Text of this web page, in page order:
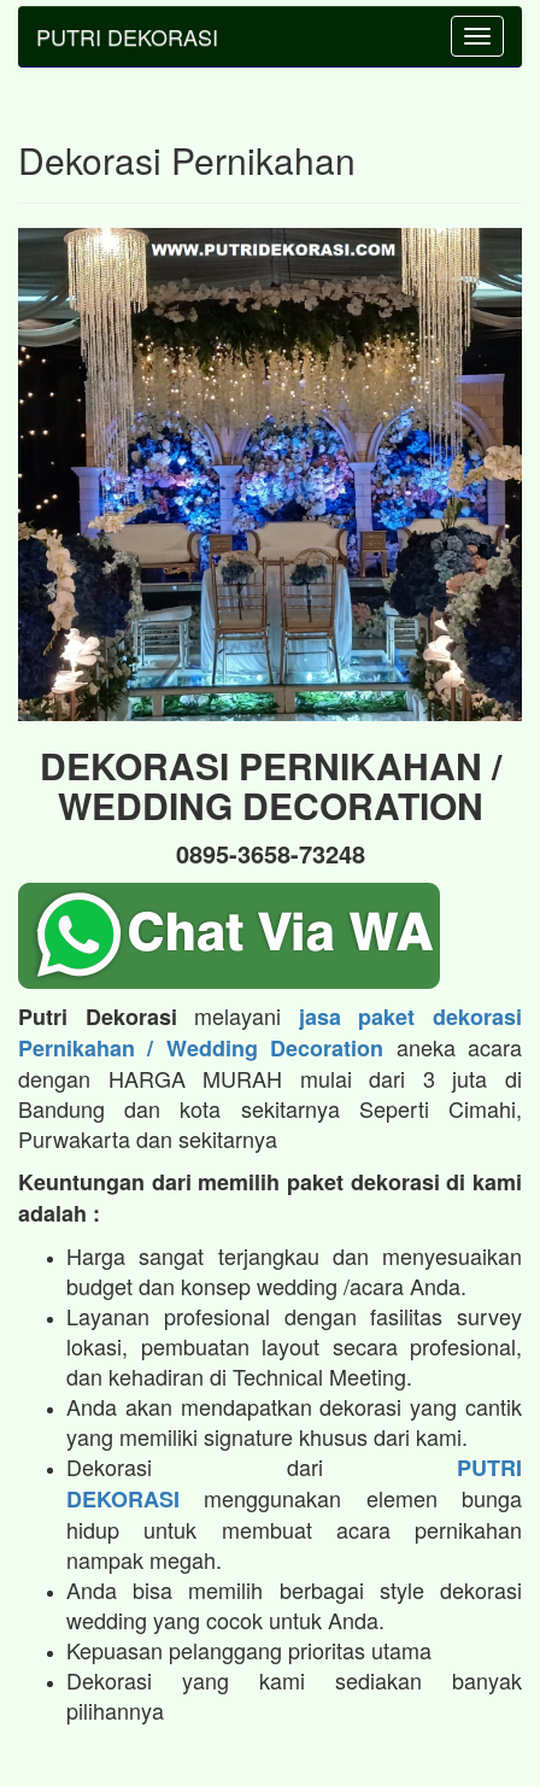
Toggle
PUTRI DEKORASI
Dekorasi Pernikahan
DEKORASI PERNIKAHAN /
WEDDING DECORATION
0895-3658-73248
Putri Dekorasi melayani jasa paket dekorasi
Pernikahan / Wedding Decoration aneka acara
dengan HARGA MURAH mulai dari 3 juta di
Bandung dan kota sekitarnya Seperti Cimahi,
Purwakarta dan sekitarnya
Keuntungan dari memilih paket dekorasi di kami
adalah :
Harga sangat terjangkau dan menyesuaikan
budget dan konsep wedding /acara Anda.
Layanan profesional dengan fasilitas survey
lokasi, pembuatan layout secara profesional,
dan kehadiran di Technical Meeting.
Anda akan mendapatkan dekorasi yang cantik
yang memiliki signature khusus dari kami.
Dekorasi dari PUTRI
DEKORASI menggunakan elemen bunga
hidup untuk membuat acara pernikahan
nampak megah.​
Anda bisa memilih berbagai style dekorasi
wedding yang cocok untuk Anda.
Kepuasan pelanggang prioritas utama
Dekorasi yang kami sediakan banyak
pilihannya